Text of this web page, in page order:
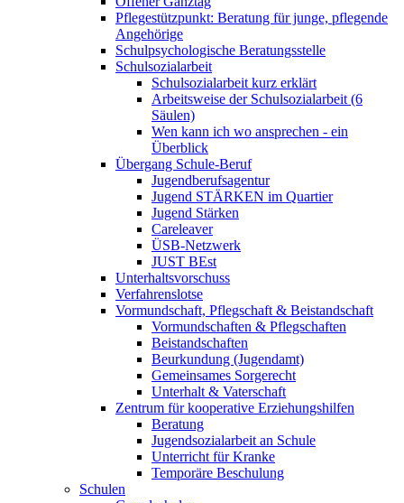
Pflegestützpunkt: Beratung für junge, pflegende
Angehörige
Schulpsychologische Beratungsstelle
Schulsozialarbeit
Schulsozialarbeit kurz erklärt
Arbeitsweise der Schulsozialarbeit (6
Säulen)
Wen kann ich wo ansprechen - ein
Überblick
Übergang Schule-Beruf
Jugendberufsagentur
Jugend STÄRKEN im Quartier
Jugend Stärken
Careleaver
ÜSB-Netzwerk
JUST BEst
Unterhaltsvorschuss
Verfahrenslotse
Vormundschaft, Pflegschaft & Beistandschaft
Vormundschaften & Pflegschaften
Beistandschaften
Beurkundung (Jugendamt)
Gemeinsames Sorgerecht
Unterhalt & Vaterschaft
Zentrum für kooperative Erziehungshilfen
Beratung
Jugendsozialarbeit an Schule
Unterricht für Kranke
Temporäre Beschulung
Schulen